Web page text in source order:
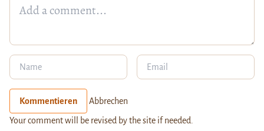
Kommentieren Abbrechen
Your comment will be revised by the site if needed.